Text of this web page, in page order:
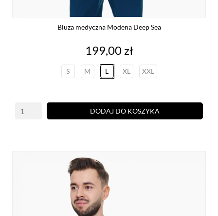
Bluza medyczna Modena Deep Sea
Cena
199,00 zł
S M L XL XXL
DODAJ DO KOSZYKA